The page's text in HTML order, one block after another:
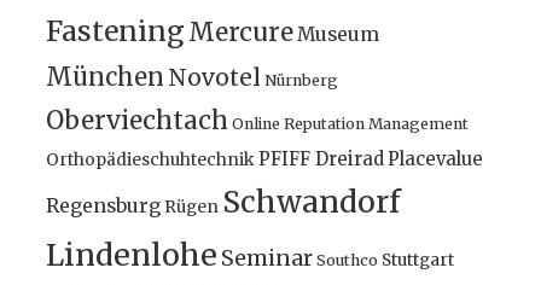
FasteningMercureMuseum
München Novotel Nürnberg
Oberviechtach Online Reputation Management
OrthopädieschuhtechnikPFIFF DreiradPlacevalue
Regensburg Rügen Schwandorf
Lindenlohe Seminar Southco Stuttgart